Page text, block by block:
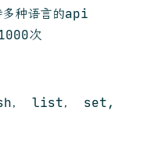
多种语言的api
次
， list， set,